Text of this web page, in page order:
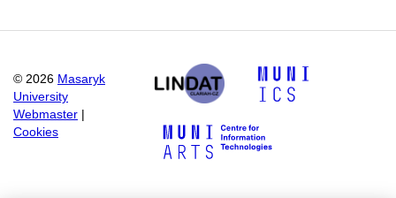
© 2026 Masaryk
University
Webmaster
Cookies